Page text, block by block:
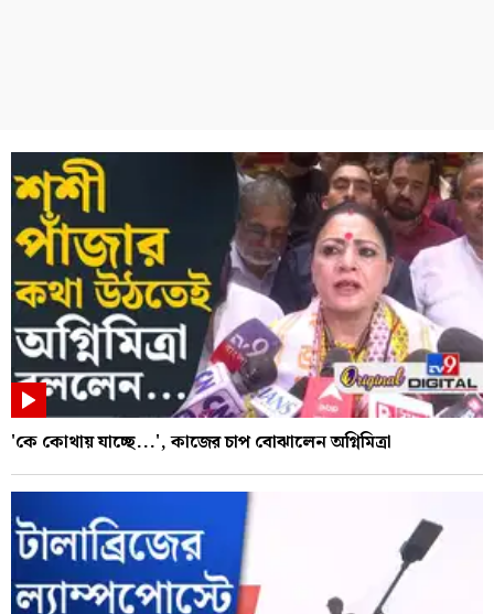
'কে কোথায় যাচ্ছে...', কাজের চাপ বোঝালেন অগ্নিমিত্রা